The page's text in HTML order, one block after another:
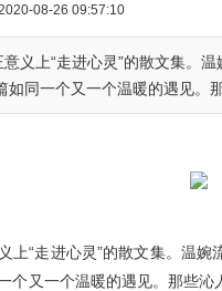
08-26 09:57:10
义上“走进心灵”的散文集。
如同一个又一个温暖的遇见。
上“走进心灵”的散文集。温
个又一个温暖的遇见。那些